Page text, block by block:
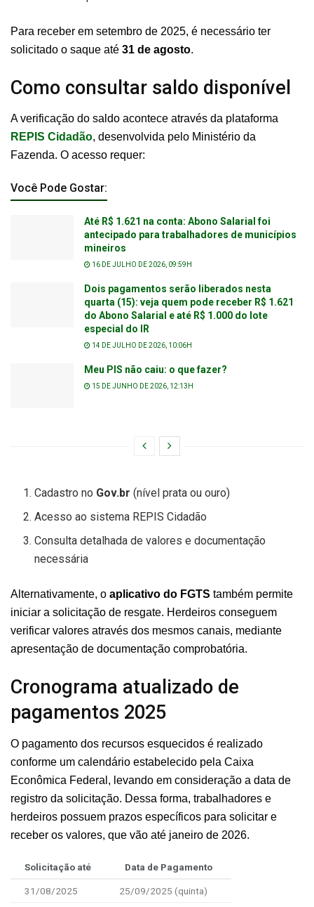
Para receber em setembro de 2025, é necessário ter
solicitado o saque até 31 de agosto.
Como consultar saldo disponível
A verificação do saldo acontece através da plataforma
REPIS Cidadão, desenvolvida pelo Ministério da
Fazenda. O acesso requer:
Você Pode Gostar:
Até R$ 1.621 na conta: Abono Salarial foi
antecipado para trabalhadores de municípios
mineiros
16 DE JULHO DE 2026, 09:59H
Dois pagamentos serão liberados nesta
quarta (15): veja quem pode receber R$ 1.621
do Abono Salarial e até R$ 1.000 do lote
especial do IR
14 DE JULHO DE 2026, 10:06H
Meu PIS não caiu: o que fazer?
15 DE JUNHO DE 2026, 12:13H
Cadastro no Gov.br (nível prata ou ouro)
Acesso ao sistema REPIS Cidadão
Consulta detalhada de valores e documentação
necessária
Alternativamente, o aplicativo do FGTS também permite
iniciar a solicitação de resgate. Herdeiros conseguem
verificar valores através dos mesmos canais, mediante
apresentação de documentação comprobatória.
Cronograma atualizado de
pagamentos 2025
O pagamento dos recursos esquecidos é realizado
conforme um calendário estabelecido pela Caixa
Econômica Federal, levando em consideração a data de
registro da solicitação. Dessa forma, trabalhadores e
herdeiros possuem prazos específicos para solicitar e
receber os valores, que vão até janeiro de 2026.
Solicitação até Data de Pagamento
31/08/2025 25/09/2025 (quinta)